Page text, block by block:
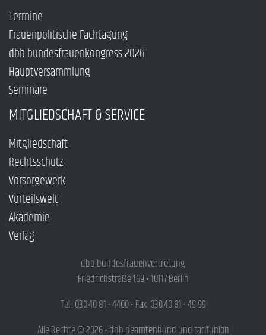
Termine
Frauenpolitische Fachtagung
dbb bundesfrauenkongress 2026
Hauptversammlung
Seminare
MITGLIEDSCHAFT & SERVICE
Mitgliedschaft
Rechtsschutz
Vorsorgewerk
Vorteilswelt
Akademie
Verlag
dbb bundesfrauenvertretung
Friedrichstraße 169 • 10117 Berlin
Tel.: 030.40 81 - 4400 • Fax: 030.40 81 - 49 99
Alle Rechte © 2026 • dbb beamtenbund und tarifunion